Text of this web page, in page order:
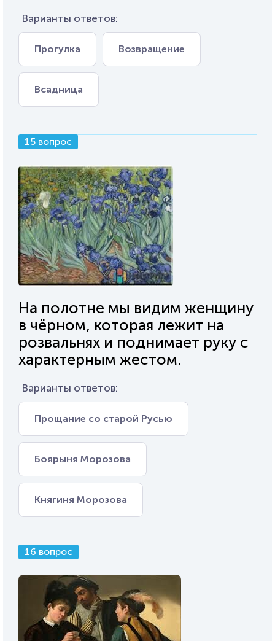
Варианты ответов:
Прогулка Возвращение
Всадница
15 вопрос
На полотне мы видим женщину
в чёрном, которая лежит на
розвальнях и поднимает руку с
характерным жестом.
Варианты ответов:
Прощание со старой Русью
Боярыня Морозова
Княгиня Морозова
16 вопрос